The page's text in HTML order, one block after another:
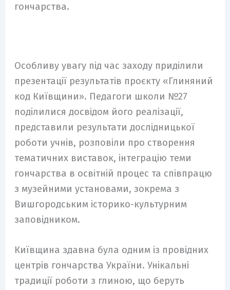
гончарства.
Особливу увагу під час заходу приділили
презентації результатів проєкту «Глиняний
код Київщини». Педагоги школи №27
поділилися досвідом його реалізації,
представили результати дослідницької
роботи учнів, розповіли про створення
тематичних виставок, інтеграцію теми
гончарства в освітній процес та співпрацю
з музейними установами, зокрема з
Вишгородським історико-культурним
заповідником.
Київщина здавна була одним із провідних
центрів гончарства України. Унікальні
традиції роботи з глиною, що беруть